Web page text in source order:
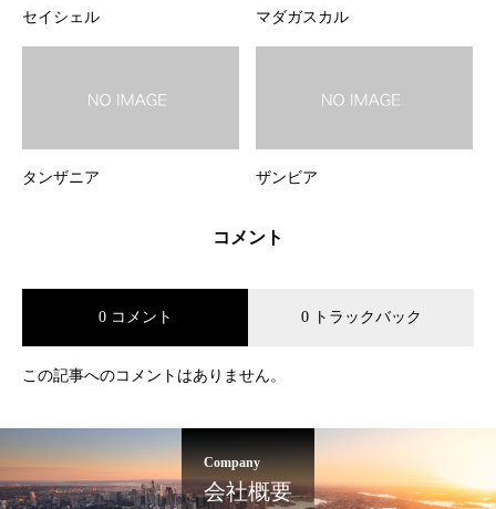
セイシェル マダガスカル
タンザニア ザンビア
コメント
0 コメント 0 トラックバック
この記事へのコメントはありません。
Company
会社概要